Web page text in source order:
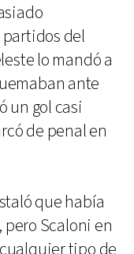
del
lo mandó a
ante
un gol casi
de penal en
que había
Scaloni en